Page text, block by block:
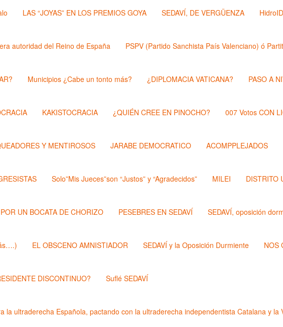
LAS “JOYAS” EN LOS PREMIOS GOYA SEDAVÍ, DE VERGÜENZA
autoridad del Reino de España PSPV (Partido Sanchista País Valenciano) ó
Municipios ¿Cabe un tonto más? ¿DIPLOMACIA VATICANA? PASO A
KAKISTOCRACIA ¿QUIÉN CREE EN PINOCHO? 007 Votos CON
Y MENTIROSOS JARABE DEMOCRATICO ACOMPPLEJADOS
Solo”Mis Jueces”son “Justos” y “Agradecidos” MILEI DISTRITO
POR UN BOCATA DE CHORIZO PESEBRES EN SEDAVÍ SEDAVÍ, oposición
EL OBSCENO AMNISTIADOR SEDAVÍ y la Oposición Durmiente NOS
DISCONTINUO? Suflé SEDAVÍ
la ultraderecha Española, pactando con la ultraderecha independentista Catalana y la